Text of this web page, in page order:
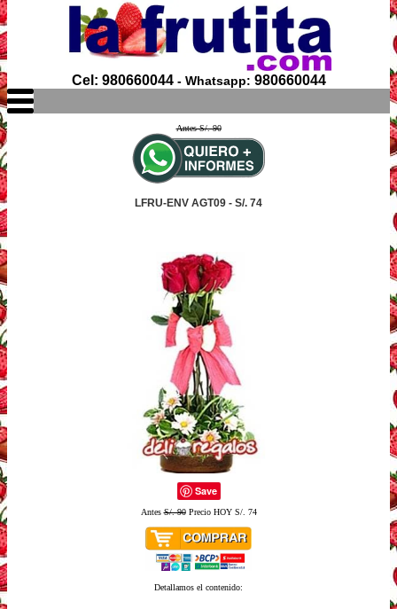
Cel: 980660044- Whatsapp: 980660044
Antes S/. 90
LFRU-ENV AGT09 - S/. 74
Save
AntesS/. 90Precio HOY S/. 74
Detallamos el contenido: